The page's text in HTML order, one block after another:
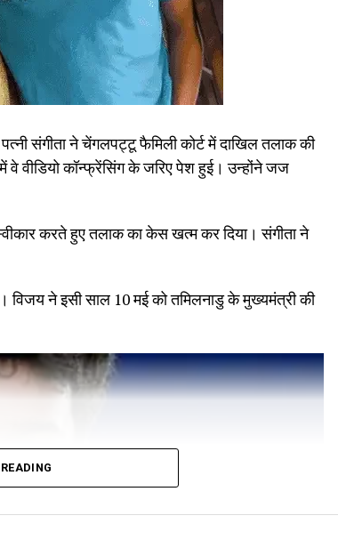
संगीता ने चेंगलपट्टू फैमिली कोर्ट में दाखिल तलाक की
वीडियो कॉन्फ्रेंसिंग के जरिए पेश हुई। उन्होंने जज
करते हुए तलाक का केस खत्म कर दिया। संगीता ने
विजय ने इसी साल 10 मई को तमिलनाडु के मुख्यमंत्री की